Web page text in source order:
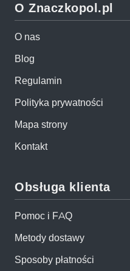
O Znaczkopol.pl
O nas
Blog
Regulamin
Polityka prywatności
Mapa strony
Kontakt
Obsługa klienta
Pomoc i FAQ
Metody dostawy
Sposoby płatności